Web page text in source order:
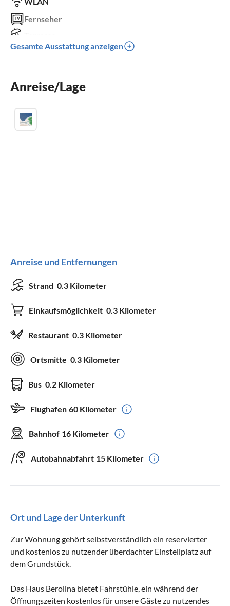
Fernseher
Spülmaschine
Balkon
Gesamte Ausstattung anzeigen
Anreise/Lage
Anreise und Entfernungen
Strand 0.3 Kilometer
Einkaufsmöglichkeit 0.3 Kilometer
Restaurant 0.3 Kilometer
Ortsmitte 0.3 Kilometer
Bus 0.2 Kilometer
Flughafen 60 Kilometer
Bahnhof 16 Kilometer
Autobahnabfahrt 15 Kilometer
Ort und Lage der Unterkunft
Zur Wohnung gehört selbstverständlich ein reservierter
und kostenlos zu nutzender überdachter Einstellplatz auf
dem Grundstück.
Das Haus Berolina bietet Fahrstühle, ein während der
Öffnungszeiten kostenlos für unsere Gäste zu nutzendes